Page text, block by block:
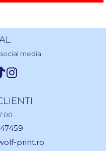
media
print.ro